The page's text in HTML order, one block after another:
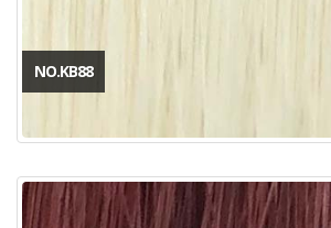
NO.KB88